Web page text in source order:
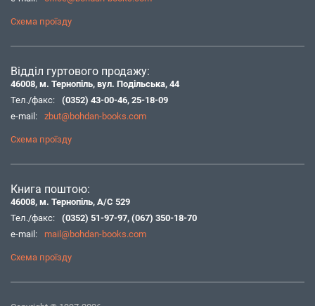
Схема проїзду
Відділ гуртового продажу:
46008, м. Тернопіль, вул. Подільська, 44
Тел./факс:
(0352) 43-00-46, 25-18-09
e-mail:
zbut@bohdan-books.com
Схема проїзду
Книга поштою:
46008, м. Тернопіль, А/С 529
Тел./факс:
(0352) 51-97-97, (067) 350-18-70
e-mail:
mail@bohdan-books.com
Схема проїзду